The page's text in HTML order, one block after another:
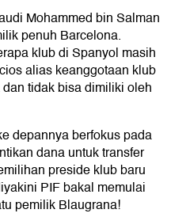
Mohammed bin Salman
penuh Barcelona.
klub di Spanyol masih
alias keanggotaan klub
tidak bisa dimiliki oleh
depannya berfokus pada
dana untuk transfer
preside klub baru
PIF bakal memulai
pemilik Blaugrana!